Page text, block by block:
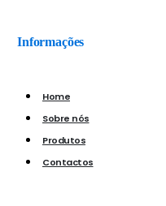
Informações
Home
Sobre nós
Produtos
Contactos